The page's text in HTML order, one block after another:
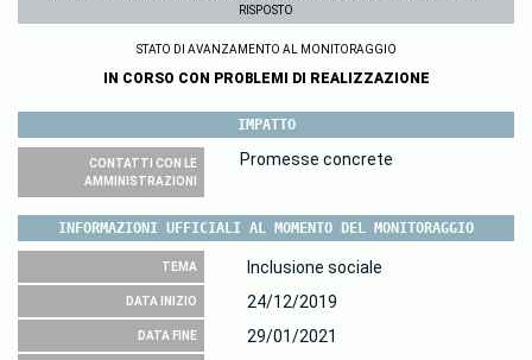
RISPOSTO
STATO DI AVANZAMENTO AL MONITORAGGIO
IN CORSO CON PROBLEMI DI REALIZZAZIONE
IMPATTO
CONTATTI CON LE
AMMINISTRAZIONI
Promesse concrete
INFORMAZIONI UFFICIALI AL MOMENTO DEL MONITORAGGIO
TEMA Inclusione sociale
DATA INIZIO 24/12/2019
DATA FINE 29/01/2021